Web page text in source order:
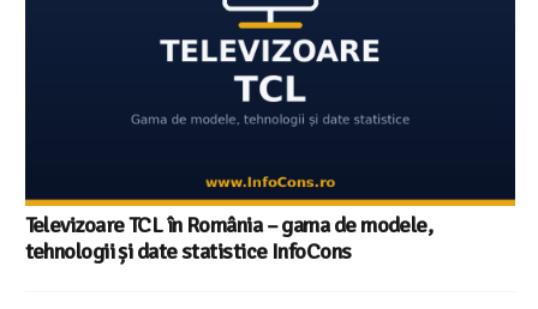
Televizoare TCL în România – gama de modele,
tehnologii și date statistice InfoCons